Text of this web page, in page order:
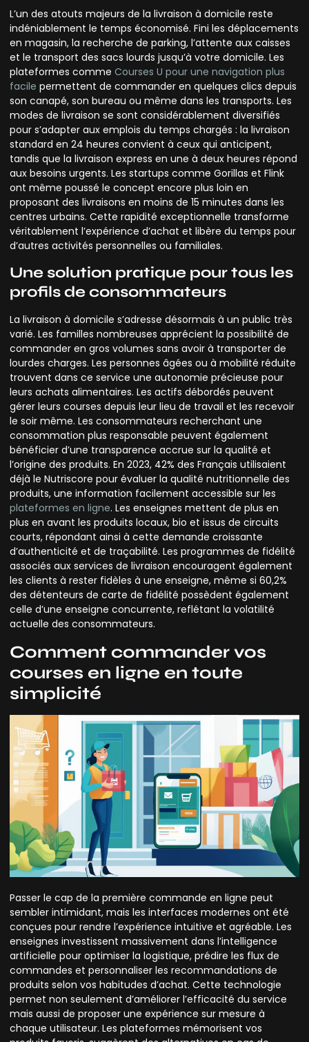
L’un des atouts majeurs de la livraison à domicile reste
indéniablement le temps économisé. Fini les déplacements
en magasin, la recherche de parking, l’attente aux caisses
et le transport des sacs lourds jusqu’à votre domicile. Les
plateformes comme Courses U pour une navigation plus
facile permettent de commander en quelques clics depuis
son canapé, son bureau ou même dans les transports. Les
modes de livraison se sont considérablement diversifiés
pour s’adapter aux emplois du temps chargés : la livraison
standard en 24 heures convient à ceux qui anticipent,
tandis que la livraison express en une à deux heures répond
aux besoins urgents. Les startups comme Gorillas et Flink
ont même poussé le concept encore plus loin en
proposant des livraisons en moins de 15 minutes dans les
centres urbains. Cette rapidité exceptionnelle transforme
véritablement l’expérience d’achat et libère du temps pour
d’autres activités personnelles ou familiales.
Une solution pratique pour tous les
profils de consommateurs
La livraison à domicile s’adresse désormais à un public très
varié. Les familles nombreuses apprécient la possibilité de
commander en gros volumes sans avoir à transporter de
lourdes charges. Les personnes âgées ou à mobilité réduite
trouvent dans ce service une autonomie précieuse pour
leurs achats alimentaires. Les actifs débordés peuvent
gérer leurs courses depuis leur lieu de travail et les recevoir
le soir même. Les consommateurs recherchant une
consommation plus responsable peuvent également
bénéficier d’une transparence accrue sur la qualité et
l’origine des produits. En 2023, 42% des Français utilisaient
déjà le Nutriscore pour évaluer la qualité nutritionnelle des
produits, une information facilement accessible sur les
plateformes en ligne. Les enseignes mettent de plus en
plus en avant les produits locaux, bio et issus de circuits
courts, répondant ainsi à cette demande croissante
d’authenticité et de traçabilité. Les programmes de fidélité
associés aux services de livraison encouragent également
les clients à rester fidèles à une enseigne, même si 60,2%
des détenteurs de carte de fidélité possèdent également
celle d’une enseigne concurrente, reflétant la volatilité
actuelle des consommateurs.
Comment commander vos
courses en ligne en toute
simplicité
Passer le cap de la première commande en ligne peut
sembler intimidant, mais les interfaces modernes ont été
conçues pour rendre l’expérience intuitive et agréable. Les
enseignes investissent massivement dans l’intelligence
artificielle pour optimiser la logistique, prédire les flux de
commandes et personnaliser les recommandations de
produits selon vos habitudes d’achat. Cette technologie
permet non seulement d’améliorer l’efficacité du service
mais aussi de proposer une expérience sur mesure à
chaque utilisateur. Les plateformes mémorisent vos